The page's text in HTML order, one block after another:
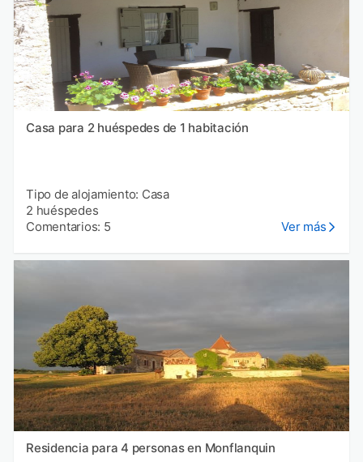
Casa para 2 huéspedes de 1 habitación
Tipo de alojamiento: Casa
2 huéspedes
Comentarios: 5
Ver más
Residencia para 4 personas en Monflanquin